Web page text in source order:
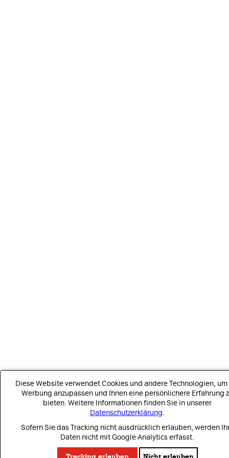
Diese Website verwendet Cookies und andere Technologien,
Werbung anzupassen und Ihnen eine persönlichere Erfahrung
bieten. Weitere Informationen finden Sie in unserer
Datenschutzerklärung.
Sofern Sie das Tracking nicht ausdrücklich erlauben, werden
Daten nicht mit Google Analytics erfasst.